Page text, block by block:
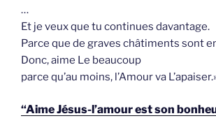
…
Et je veux que tu continues davantage.
Parce que de graves châtiments sont
Donc, aime Le beaucoup
parce qu’au moins, l’Amour va
“Aime Jésus-l’amour est son